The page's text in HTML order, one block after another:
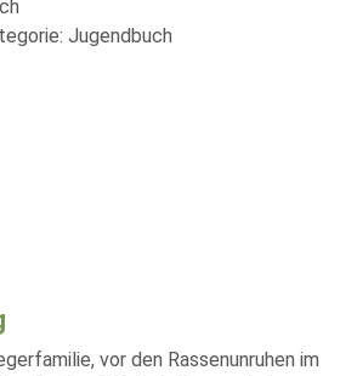
Jugendbuch
vor den Rassenunruhen im